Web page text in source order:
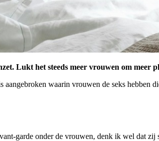
Lukt het steeds meer vrouwen om meer
waarin vrouwen de seks hebben
garde onder de vrouwen, denk ik wel dat